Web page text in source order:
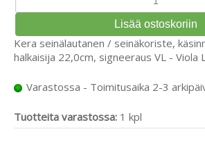
Kera seinälautanen / seinäkoriste,
halkaisija 22,0cm, signeeraus VL - Viola
Varastossa - Toimitusaika 2-3
Tuotteita varastossa: 1 kpl